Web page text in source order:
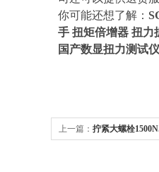
你可能还想了解：
手 扭矩倍增器 扭力
国产数显扭力测试
上一篇： 拧紧大螺栓